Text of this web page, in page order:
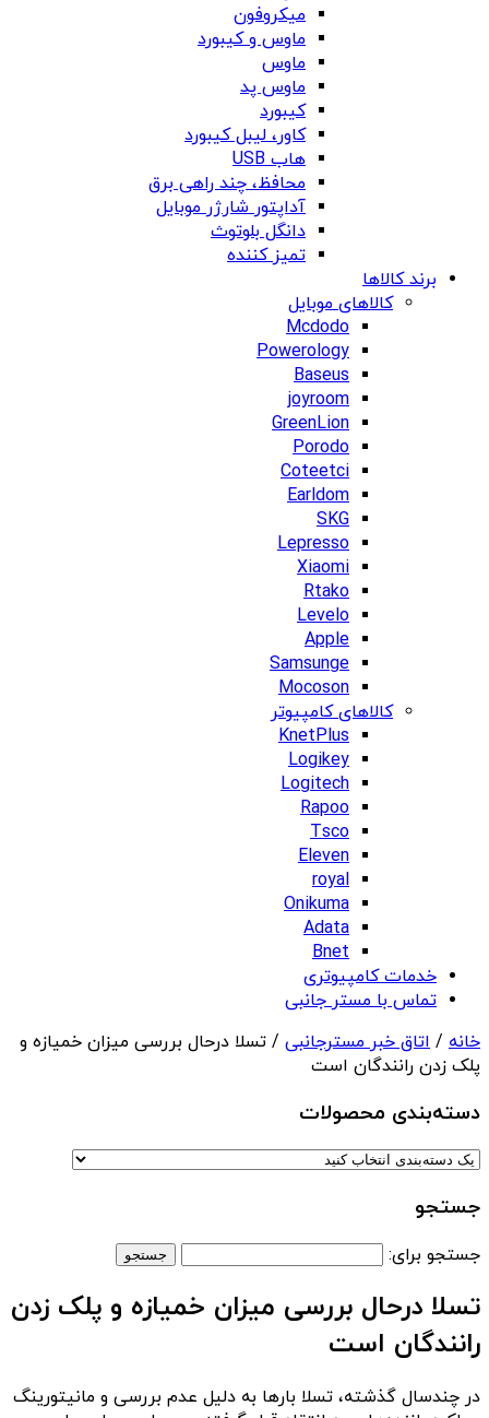
میکروفون
ماوس و کیبورد
ماوس
ماوس پد
کیبورد
کاور، لیبل کیبورد
هاب USB
محافظ، چند راهی برق
آداپتور شارژر موبایل
دانگل بلوتوث
تمیز کننده
برند کالاها
کالاهای موبایل
Mcdodo
Powerology
Baseus
joyroom
GreenLion
Porodo
Coteetci
Earldom
SKG
Lepresso
Xiaomi
Rtako
Levelo
Apple
Samsunge
Mocoson
کالاهای کامپیوتر
KnetPlus
Logikey
Logitech
Rapoo
Tsco
Eleven
royal
Onikuma
Adata
Bnet
خدمات کامپیوتری
تماس با مستر جانبی
خانه / اتاق خبر مسترجانبی / تسلا درحال بررسی میزان خمیازه و
پلک زدن رانندگان است
دسته‌بندی‌ محصولات
جستجو
جستجو برای:
تسلا درحال بررسی میزان خمیازه و پلک زدن
رانندگان است
در چندسال گذشته، تسلا بارها به دلیل عدم بررسی و مانیتورینگ